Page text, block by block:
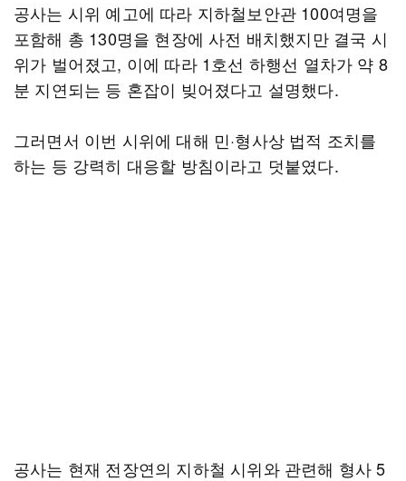
공사는 시위 예고에 따라 지하철보안관 100여명을
포함해 총 130명을 현장에 사전 배치했지만 결국 시
위가 벌어졌고, 이에 따라 1호선 하행선 열차가 약 8
분 지연되는 등 혼잡이 빚어졌다고 설명했다.
그러면서 이번 시위에 대해 민·형사상 법적 조치를
하는 등 강력히 대응할 방침이라고 덧붙였다.
공사는 현재 전장연의 지하철 시위와 관련해 형사 5